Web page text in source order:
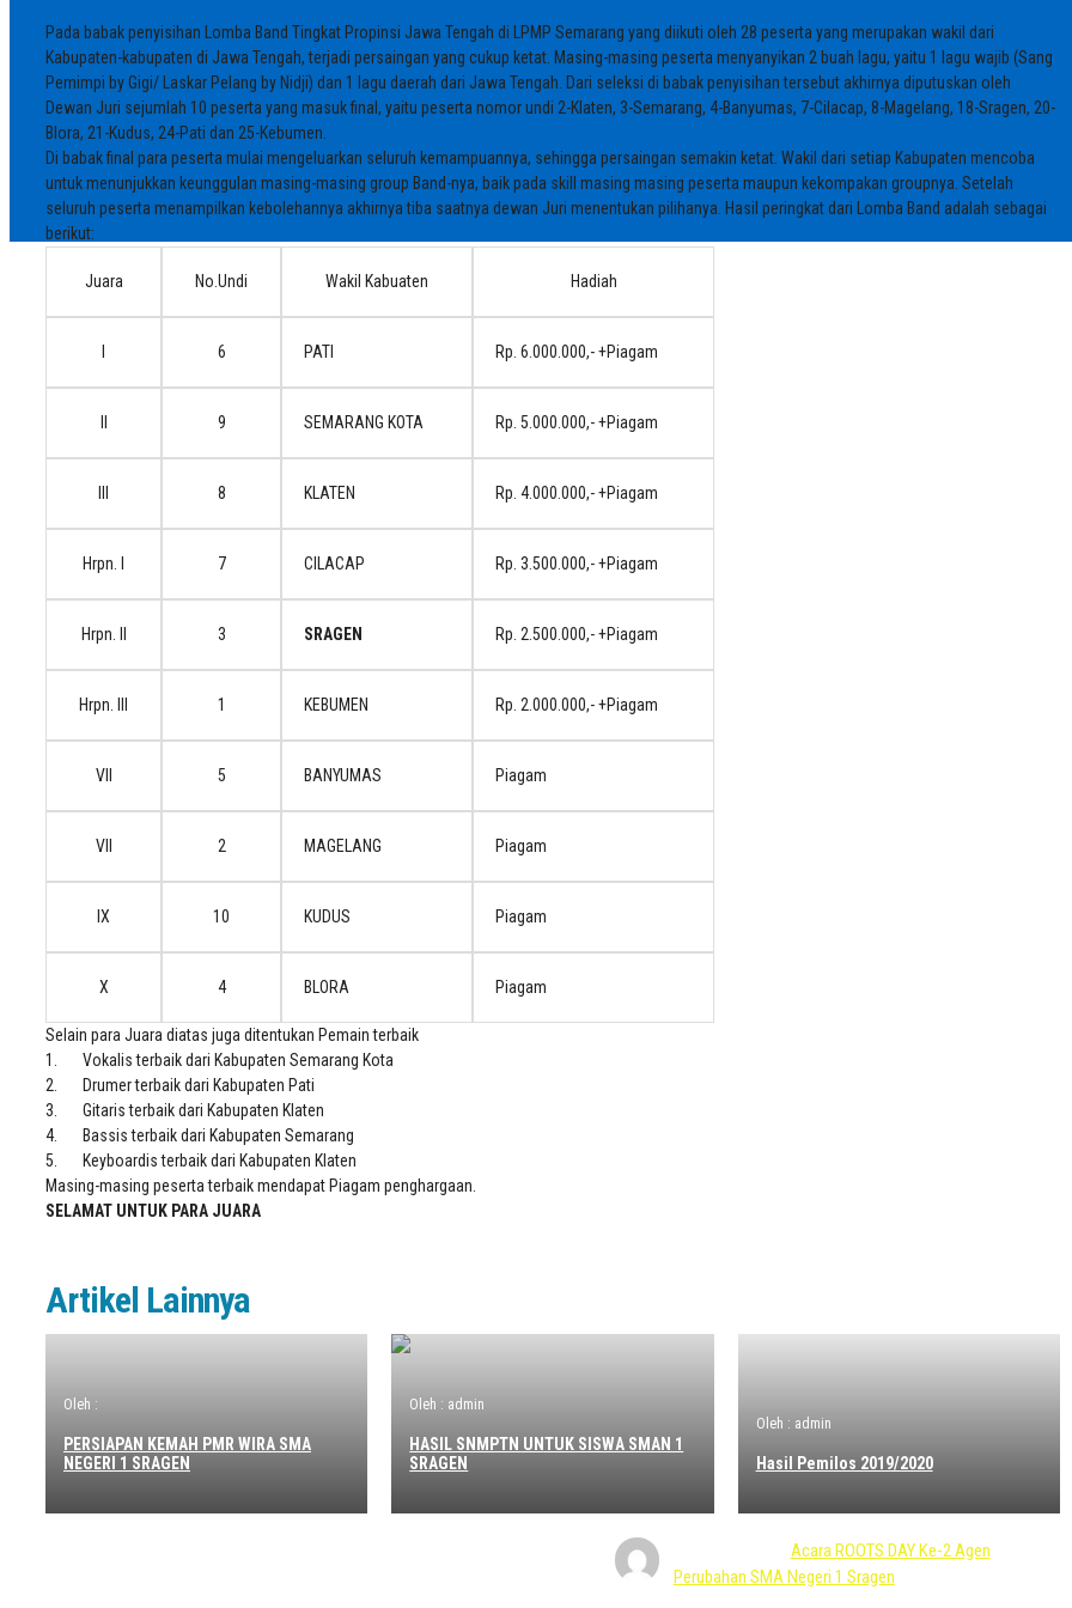
Pada babak penyisihan Lomba Band Tingkat Propinsi Jawa Tengah di LPMP Semarang yang diikuti oleh 28 peserta yang merupakan wakil dari
Kabupaten-kabupaten di Jawa Tengah, terjadi persaingan yang cukup ketat. Masing-masing peserta menyanyikan 2 buah lagu, yaitu 1 lagu wajib (Sang
Pemimpi by Gigi/ Laskar Pelang by Nidji) dan 1 lagu daerah dari Jawa Tengah. Dari seleksi di babak penyisihan tersebut akhirnya diputuskan oleh
Dewan Juri sejumlah 10 peserta yang masuk final, yaitu peserta nomor undi 2-Klaten, 3-Semarang, 4-Banyumas, 7-Cilacap, 8-Magelang, 18-Sragen, 20-
Blora, 21-Kudus, 24-Pati dan 25-Kebumen.
Di babak final para peserta mulai mengeluarkan seluruh kemampuannya, sehingga persaingan semakin ketat. Wakil dari setiap Kabupaten mencoba
untuk menunjukkan keunggulan masing-masing group Band-nya, baik pada skill masing masing peserta maupun kekompakan groupnya. Setelah
seluruh peserta menampilkan kebolehannya akhirnya tiba saatnya dewan Juri menentukan pilihanya. Hasil peringkat dari Lomba Band adalah sebagai
berikut:
Juara No.Undi Wakil Kabuaten Hadiah
6 PATI Rp. 6.000.000,- +Piagam
9 SEMARANG KOTA Rp. 5.000.000,- +Piagam
8 KLATEN Rp. 4.000.000,- +Piagam
Hrpn. I 7 CILACAP Rp. 3.500.000,- +Piagam
Hrpn. II 3 SRAGEN Rp. 2.500.000,- +Piagam
Hrpn. III 1 KEBUMEN Rp. 2.000.000,- +Piagam
VII 5 BANYUMAS Piagam
VII 2 MAGELANG Piagam
IX 10 KUDUS Piagam
X 4 BLORA Piagam
Selain para Juara diatas juga ditentukan Pemain terbaik
1. Vokalis terbaik dari Kabupaten Semarang Kota
2. Drumer terbaik dari Kabupaten Pati
3. Gitaris terbaik dari Kabupaten Klaten
4. Bassis terbaik dari Kabupaten Semarang
5. Keyboardis terbaik dari Kabupaten Klaten
Masing-masing peserta terbaik mendapat Piagam penghargaan.
SELAMAT UNTUK PARA JUARA
Artikel Lainnya
Oleh :
PERSIAPAN KEMAH PMR WIRA SMA
NEGERI 1 SRAGEN
Oleh : admin
HASIL SNMPTN UNTUK SISWA SMAN 1
SRAGEN
Oleh : admin
Hasil Pemilos 2019/2020
Acara ROOTS DAY Ke-2 Agen
Perubahan SMA Negeri 1 Sragen